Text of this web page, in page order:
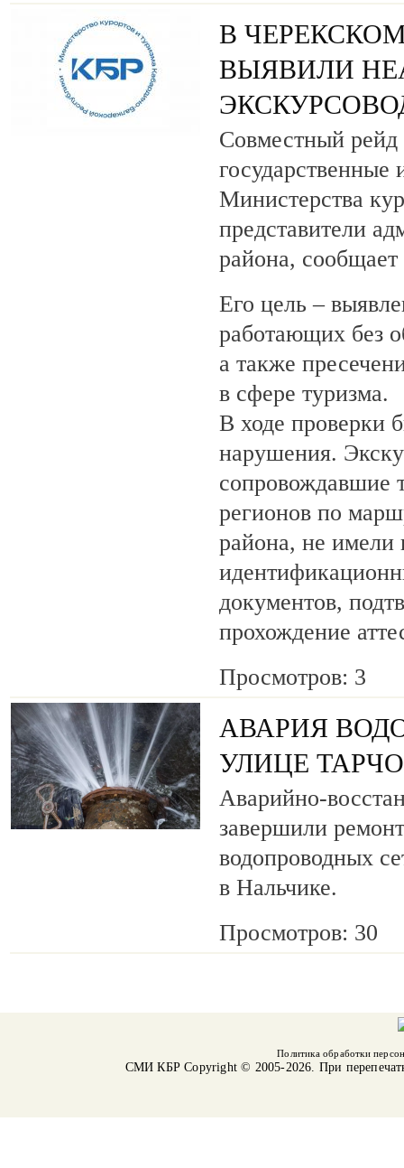
В
ВЫЯВИЛИ
Совместный рейд
государственные
Министерства
представители
района,
Его цель –
работающих без
а также
в сфере туризма.
В ходе проверки
нарушения.
сопровождавшие
регионов по
района, не имели
документов,
прохождение
Просмотров: 3
АВАРИЯ
УЛИЦЕ
Аварийно-
завершили
водопроводных
в Нальчике.
Просмотров: 30
Политика обработки
СМИ КБРCopyright © 2005-2026. При